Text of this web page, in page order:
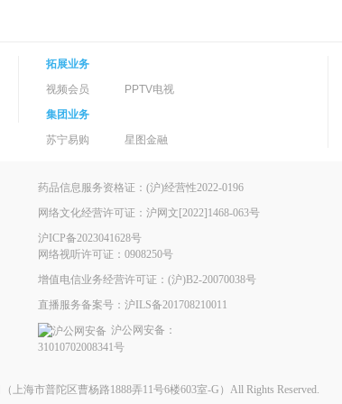
拓展业务
视频会员
PPTV电视
集团业务
苏宁易购
星图金融
药品信息服务资格证：(沪)经营性2022-0196
网络文化经营许可证：沪网文[2022]1468-063号
沪ICP备2023041628号
网络视听许可证：0908250号
增值电信业务经营许可证：(沪)B2-20070038号
直播服务备案号：沪ILS备201708210011
沪公网安备：
31010702008341号
（上海市普陀区曹杨路1888弄11号6楼603室-G）All Rights Reserved.